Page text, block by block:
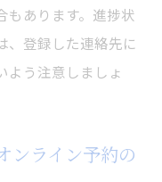
もあります。進捗状
、登録した連絡先に
よう注意しましょ
ンライン予約の